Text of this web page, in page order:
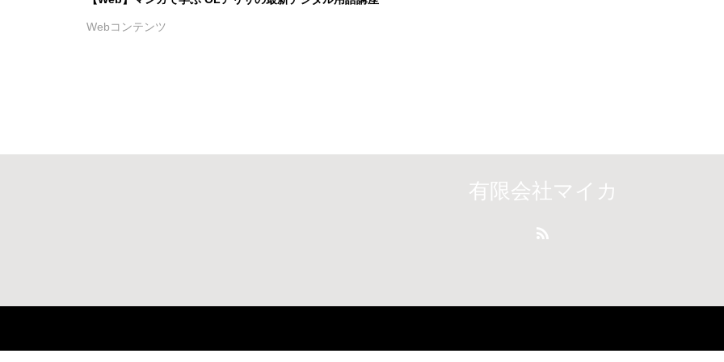
Webコンテンツ
有限会社マイカ